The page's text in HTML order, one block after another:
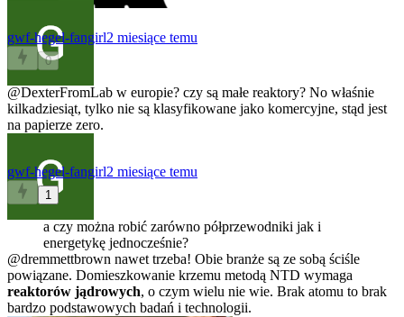
gwf-hegel-fangirl2 miesiące temu
0
@DexterFromLab w europie? czy są małe reaktory? No właśnie
kilkadziesiąt, tylko nie są klasyfikowane jako komercyjne, stąd jest
na papierze zero.
gwf-hegel-fangirl2 miesiące temu
1
a czy można robić zarówno półprzewodniki jak i
energetykę jednocześnie?
@dremmettbrown nawet trzeba! Obie branże są ze sobą ściśle
powiązane. Domieszkowanie krzemu metodą NTD wymaga
reaktorów jądrowych, o czym wielu nie wie. Brak atomu to brak
bardzo podstawowych badań i technologii.